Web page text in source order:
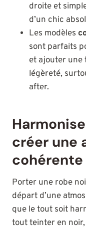
droite et
d’un chic
Les modèles
sont parfaits
et ajouter une
légèreté,
after.
créer une
cohérente
Porter une robe
départ d’une
que le tout soit
tout teinter en